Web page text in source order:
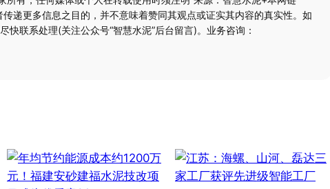
递更多信息之目的，并不意味着赞同其观点或证实其内容的真实性。如
快联系处理(关注公众号“智慧水泥”后台留言)。业务咨询：